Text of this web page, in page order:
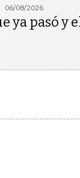
06/08/2026
ya pasó y